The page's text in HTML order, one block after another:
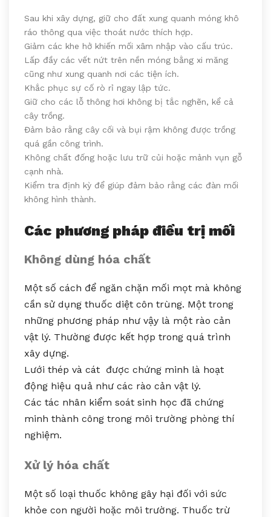
Sau khi xây dựng, giữ cho đất xung quanh móng khô
ráo thông qua việc thoát nước thích hợp.
Giảm các khe hở khiến mối xâm nhập vào cấu trúc.
Lấp đầy các vết nứt trên nền móng bằng xi măng
cũng như xung quanh nơi các tiện ích.
Khắc phục sự cố rò rỉ ngay lập tức.
Giữ cho các lỗ thông hơi không bị tắc nghẽn, kể cả
cây trồng.
Đảm bảo rằng cây cối và bụi rậm không được trồng
quá gần công trình.
Không chất đống hoặc lưu trữ củi hoặc mảnh vụn gỗ
cạnh nhà.
Kiểm tra định kỳ để giúp đảm bảo rằng các đàn mối
không hình thành.
Các phương pháp điều trị mối
Không dùng hóa chất
Một số cách để ngăn chặn mối mọt mà không
cần sử dụng thuốc diệt côn trùng. Một trong
những phương pháp như vậy là một rào cản
vật lý. Thường được kết hợp trong quá trình
xây dựng.
Lưới thép và cát được chứng minh là hoạt
động hiệu quả như các rào cản vật lý.
Các tác nhân kiểm soát sinh học đã chứng
minh thành công trong môi trường phòng thí
nghiệm.
Xử lý hóa chất
Một số loại thuốc không gây hại đối với sức
khỏe con người hoặc môi trường. Thuốc trừ